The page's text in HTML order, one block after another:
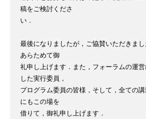
稿をご検討くださ
い．
最後になりましたが，ご協賛いただきまし
あらためて御
礼申し上げます．また，フォーラムの運
した実行委員，
プログラム委員の皆様，そして，全ての
にもこの場を
借りて，御礼申し上げます．